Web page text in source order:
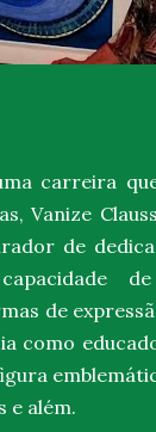
carreira
Vanize
de
de
como
e além.